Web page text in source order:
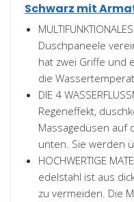
Schwarz mit
Duschpaneele
hat zwei Griffe und
die
DIE 4
Regeneffekt,
Massagedüsen auf
unten. Sie werden
HOCHWERTIGE
edelstahl ist aus
zu vermeiden. Die